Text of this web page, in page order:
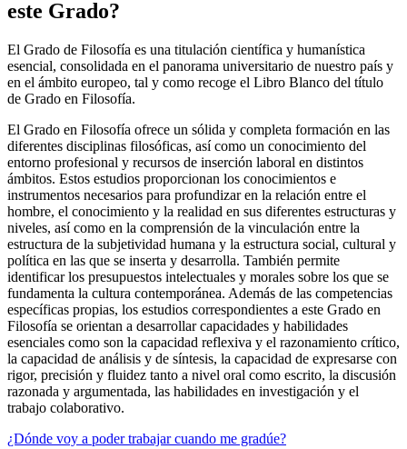
este Grado?
El Grado de Filosofía es una titulación científica y humanística
esencial, consolidada en el panorama universitario de nuestro país y
en el ámbito europeo, tal y como recoge el Libro Blanco del título
de Grado en Filosofía.
El Grado en Filosofía ofrece un sólida y completa formación en las
diferentes disciplinas filosóficas, así como un conocimiento del
entorno profesional y recursos de inserción laboral en distintos
ámbitos. Estos estudios proporcionan los conocimientos e
instrumentos necesarios para profundizar en la relación entre el
hombre, el conocimiento y la realidad en sus diferentes estructuras y
niveles, así como en la comprensión de la vinculación entre la
estructura de la subjetividad humana y la estructura social, cultural y
política en las que se inserta y desarrolla. También permite
identificar los presupuestos intelectuales y morales sobre los que se
fundamenta la cultura contemporánea. Además de las competencias
específicas propias, los estudios correspondientes a este Grado en
Filosofía se orientan a desarrollar capacidades y habilidades
esenciales como son la capacidad reflexiva y el razonamiento crítico,
la capacidad de análisis y de síntesis, la capacidad de expresarse con
rigor, precisión y fluidez tanto a nivel oral como escrito, la discusión
razonada y argumentada, las habilidades en investigación y el
trabajo colaborativo.
¿Dónde voy a poder trabajar cuando me gradúe?